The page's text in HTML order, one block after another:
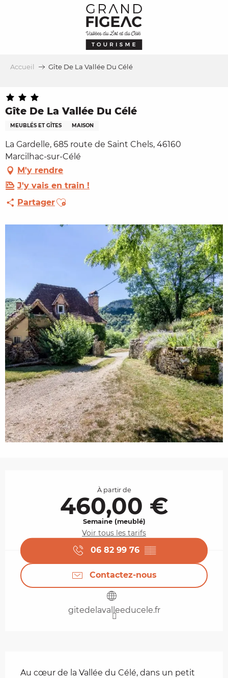
Accueil Gîte De La Vallée Du Célé
Gîte De La Vallée Du Célé
MEUBLÉS ET GÎTES MAISON
La Gardelle, 685 route de Saint Chels, 46160
Marcilhac-sur-Célé
M'y rendre
J'y vais en train !
PartagerAjouter aux favoris
À partir de
460,00 €
Semaine (meublé)
Voir tous les tarifs
06 82 99 76 ▒▒
Contactez-nous
gitedelavalleeducele.fr
Au cœur de la Vallée du Célé, dans un petit